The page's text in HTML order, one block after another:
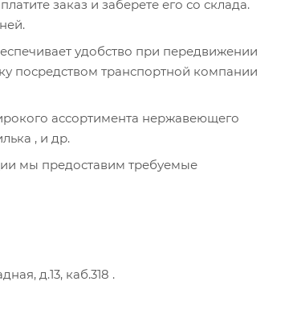
заказ и заберете его со склада.
удобство при передвижении
посредством транспортной компании
ассортимента нержавеющего
, и др.
мы предоставим требуемые
д.13, каб.318 .